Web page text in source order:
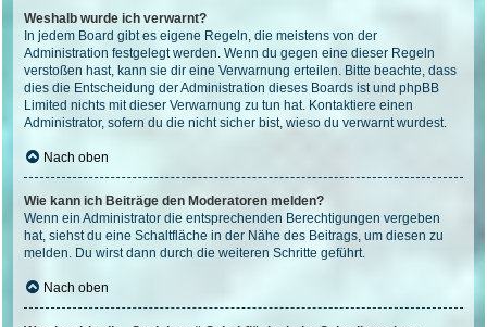
Weshalb wurde ich verwarnt?
In jedem Board gibt es eigene Regeln, die meistens von der
Administration festgelegt werden. Wenn du gegen eine dieser Regeln
verstoßen hast, kann sie dir eine Verwarnung erteilen. Bitte beachte, dass
dies die Entscheidung der Administration dieses Boards ist und phpBB
Limited nichts mit dieser Verwarnung zu tun hat. Kontaktiere einen
Administrator, sofern du die nicht sicher bist, wieso du verwarnt wurdest.
Nach oben
Wie kann ich Beiträge den Moderatoren melden?
Wenn ein Administrator die entsprechenden Berechtigungen vergeben
hat, siehst du eine Schaltfläche in der Nähe des Beitrags, um diesen zu
melden. Du wirst dann durch die weiteren Schritte geführt.
Nach oben